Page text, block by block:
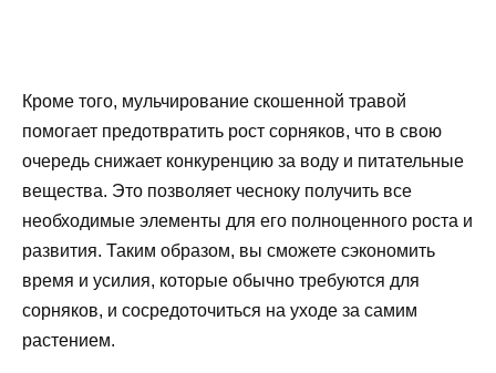
Кроме того, мульчирование скошенной травой
помогает предотвратить рост сорняков, что в свою
очередь снижает конкуренцию за воду и питательные
вещества. Это позволяет чесноку получить все
необходимые элементы для его полноценного роста и
развития. Таким образом, вы сможете сэкономить
время и усилия, которые обычно требуются для
сорняков, и сосредоточиться на уходе за самим
растением.